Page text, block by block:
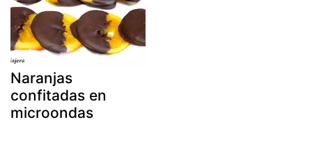
Naranjas
confitadas en
microondas